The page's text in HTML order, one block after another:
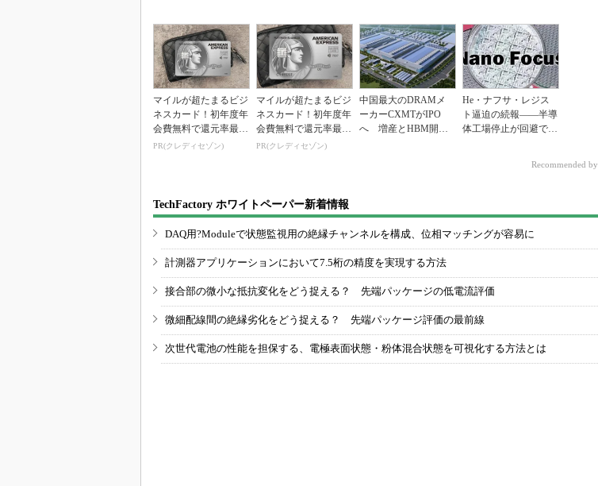
マイルが超たまるビジ
ネスカード！初年度年
会費無料で還元率最大
1.125%
PR(クレディセゾン)
マイルが超たまるビジ
ネスカード！初年度年
会費無料で還元率最大
1.125%
PR(クレディセゾン)
中国最大のDRAMメ
ーカーCXMTがIPO
へ 増産とHBM開発
He・ナフサ・レジス
ト逼迫の続報――半導
体工場停止が回避でき
Recommended by
TechFactory ホワイトペーパー新着情報
DAQ用?Moduleで状態監視用の絶縁チャンネルを構成、位相マッチングが容易に
計測器アプリケーションにおいて7.5桁の精度を実現する方法
接合部の微小な抵抗変化をどう捉える？ 先端パッケージの低電流評価
微細配線間の絶縁劣化をどう捉える？ 先端パッケージ評価の最前線
次世代電池の性能を担保する、電極表面状態・粉体混合状態を可視化する方法とは